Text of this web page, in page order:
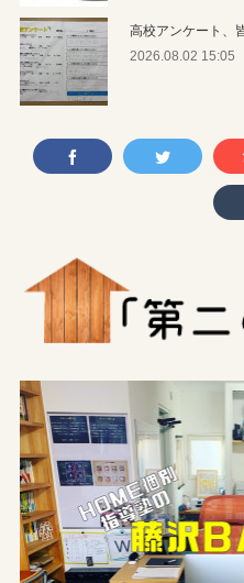
高校アンケート、
2026.08.02 15:05